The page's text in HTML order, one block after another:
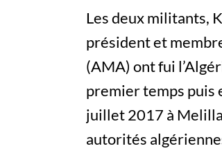
Les deux militants,
président et
(AMA) ont fui
premier temps puis
juillet 2017 à
autorités